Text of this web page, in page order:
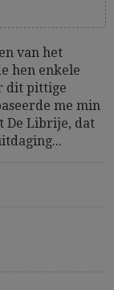
van het
hen enkele
dit pittige
me min
De Librije, dat